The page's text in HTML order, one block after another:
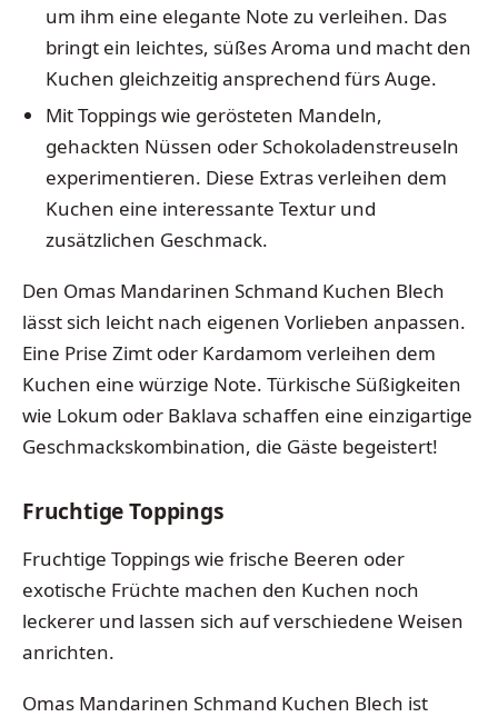
um ihm eine elegante Note zu verleihen. Das
bringt ein leichtes, süßes Aroma und macht den
Kuchen gleichzeitig ansprechend fürs Auge.
Mit Toppings wie gerösteten Mandeln,
gehackten Nüssen oder Schokoladenstreuseln
experimentieren. Diese Extras verleihen dem
Kuchen eine interessante Textur und
zusätzlichen Geschmack.
Den Omas Mandarinen Schmand Kuchen Blech
lässt sich leicht nach eigenen Vorlieben anpassen.
Eine Prise Zimt oder Kardamom verleihen dem
Kuchen eine würzige Note. Türkische Süßigkeiten
wie Lokum oder Baklava schaffen eine einzigartige
Geschmackskombination, die Gäste begeistert!
Fruchtige Toppings
Fruchtige Toppings wie frische Beeren oder
exotische Früchte machen den Kuchen noch
leckerer und lassen sich auf verschiedene Weisen
anrichten.
Omas Mandarinen Schmand Kuchen Blech ist